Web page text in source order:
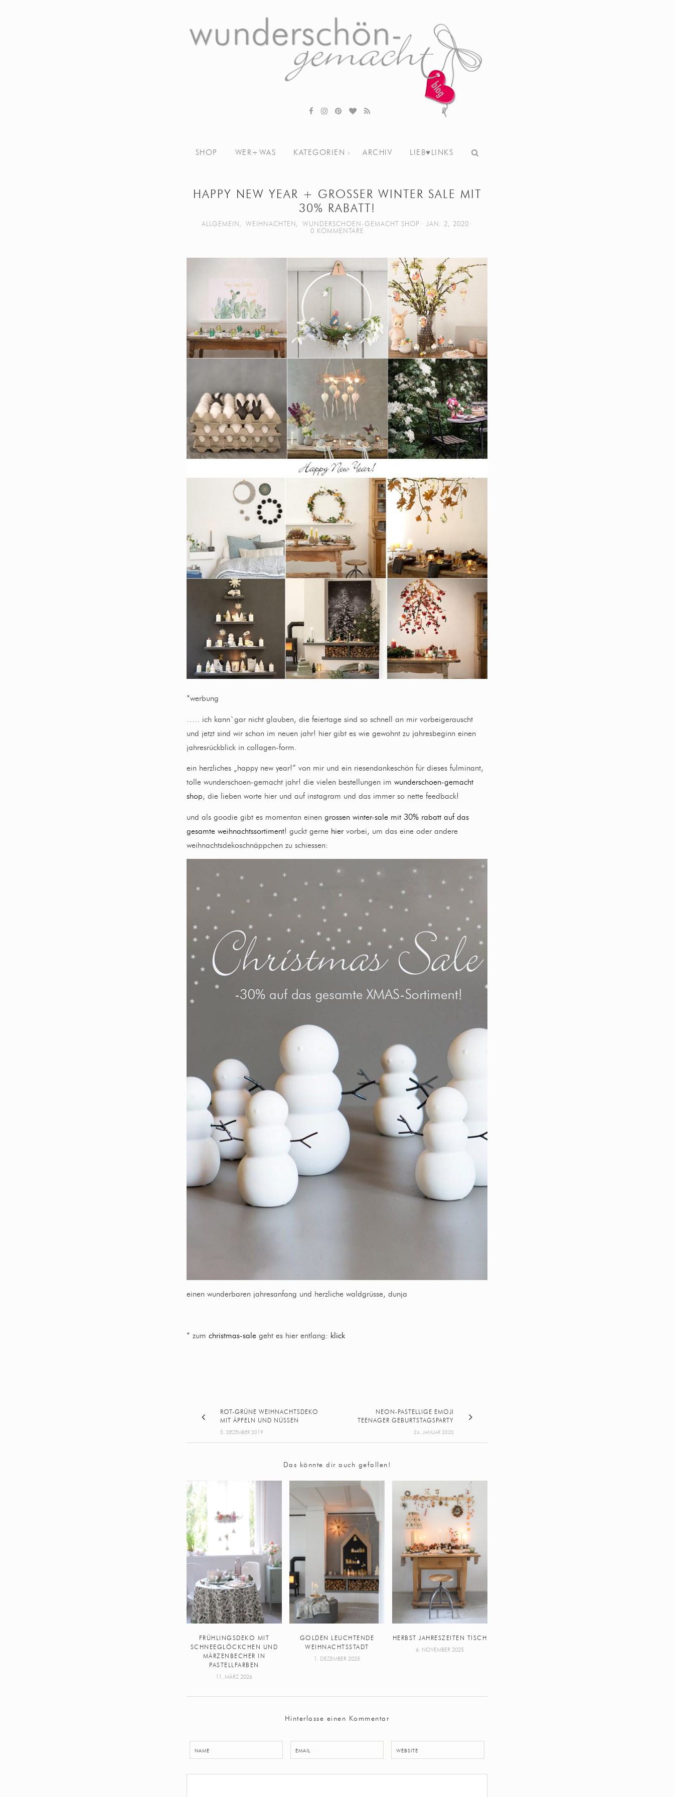
SHOP WER+WAS KATEGORIEN ARCHIV LIEB♥LINKS
HAPPY NEW YEAR + GROSSER WINTER SALE MIT
30% RABATT!
ALLGEMEIN , WEIHNACHTEN , WUNDERSCHOEN-GEMACHT SHOP
JAN. 2, 2020
0 KOMMENTARE
*werbung
….. ich kann`gar nicht glauben, die feiertage sind so schnell an mir vorbeigerauscht
und jetzt sind wir schon im neuen jahr! hier gibt es wie gewohnt zu jahresbeginn einen
jahresrückblick in collagen-form.
ein herzliches „happy new year!“ von mir und ein riesendankeschön für dieses fulminant,
tolle wunderschoen-gemacht jahr! die vielen bestellungen im wunderschoen-gemacht
shop, die lieben worte hier und auf instagram und das immer so nette feedback!
und als goodie gibt es momentan einen grossen winter-sale mit 30% rabatt auf das
gesamte weihnachtssortiment! guckt gerne hiervorbei, um das eine oder andere
weihnachtsdekoschnäppchen zu schiessen:
einen wunderbaren jahresanfang und herzliche waldgrüsse, dunja
* zum christmas-sale geht es hier entlang: klick
ROT-GRÜNE WEIHNACHTSDEKO
MIT ÄPFELN UND NÜSSEN
5. DEZEMBER 2019
NEON-PASTELLIGE EMOJI
TEENAGER GEBURTSTAGSPARTY
24. JANUAR 2020
Das könnte dir auch gefallen!
FRÜHLINGSDEKO MIT
SCHNEEGLÖCKCHEN UND
MÄRZENBECHER IN
PASTELLFARBEN
11. MÄRZ 2026
GOLDEN LEUCHTENDE
WEIHNACHTSSTADT
1. DEZEMBER 2025
HERBST JAHRESZEITEN TISCH
6. NOVEMBER 2025
Hinterlasse einen Kommentar
NAME EMAIL WEBSITE